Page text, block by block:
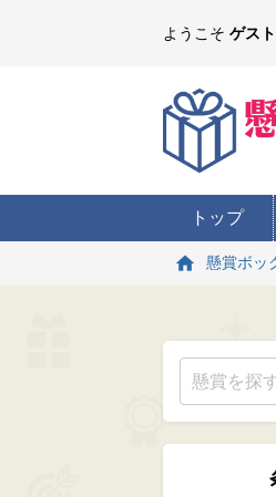
ようこそ ゲスト
トップ
懸賞ボッ